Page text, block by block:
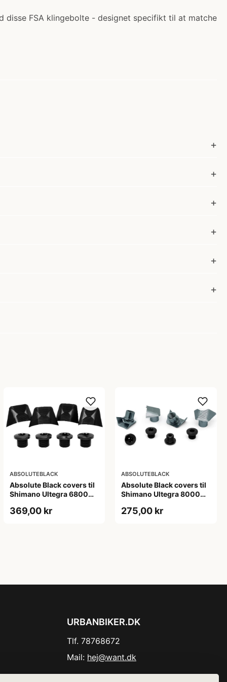
disse FSA klingebolte - designet specifikt til at matche
ABSOLUTEBLACK
Absolute Black covers til
Shimano Ultegra 6800
369,00 kr
ABSOLUTEBLACK
Absolute Black covers til
Shimano Ultegra 8000
275,00 kr
URBANBIKER.DK
Tlf. 78768672
Mail: hej@want.dk